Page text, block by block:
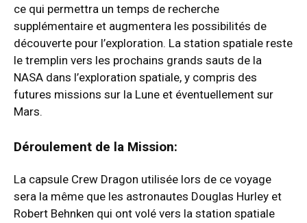
ce qui permettra un temps de recherche
supplémentaire et augmentera les possibilités de
découverte pour l’exploration. La station spatiale reste
le tremplin vers les prochains grands sauts de la
NASA dans l’exploration spatiale, y compris des
futures missions sur la Lune et éventuellement sur
Mars.
Déroulement de la Mission:
La capsule Crew Dragon utilisée lors de ce voyage
sera la même que les astronautes Douglas Hurley et
Robert Behnken qui ont volé vers la station spatiale